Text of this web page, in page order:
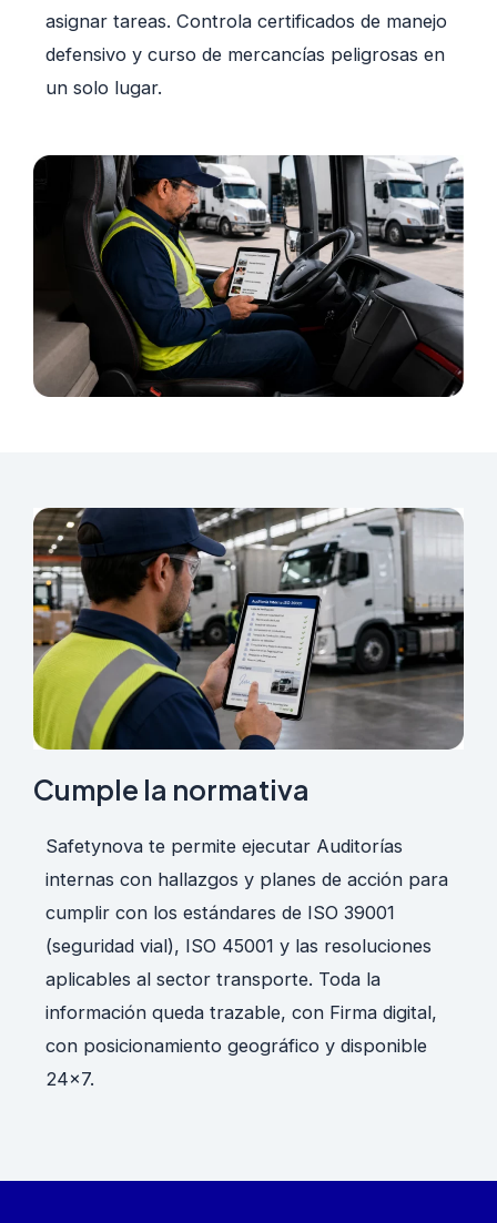
asignar tareas. Controla certificados de manejo
defensivo y curso de mercancías peligrosas en
un solo lugar.
Cumple la normativa
Safetynova te permite ejecutar Auditorías
internas con hallazgos y planes de acción para
cumplir con los estándares de ISO 39001
(seguridad vial), ISO 45001 y las resoluciones
aplicables al sector transporte. Toda la
información queda trazable, con Firma digital,
con posicionamiento geográfico y disponible
24×7.